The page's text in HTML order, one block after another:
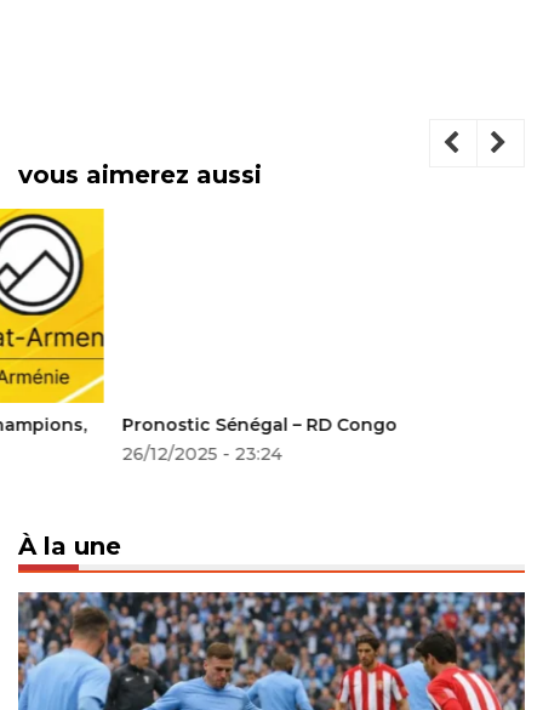
vous aimerez aussi
Pronostic Sénégal – RD Congo
26/12/2025 - 23:24
À la une